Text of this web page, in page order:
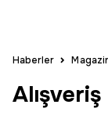
Haberler